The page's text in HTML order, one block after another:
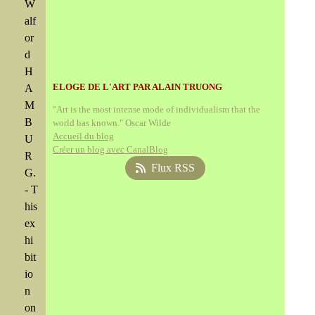
W
alf
or
d
H
A
M
B
U
R
G.
- T
his
ex
hi
bit
io
n
on
ELOGE DE L'ART PAR ALAIN TRUONG
"Art is the most intense mode of individualism that the
world has known." Oscar Wilde
Accueil du blog
Créer un blog avec CanalBlog
Flux RSS